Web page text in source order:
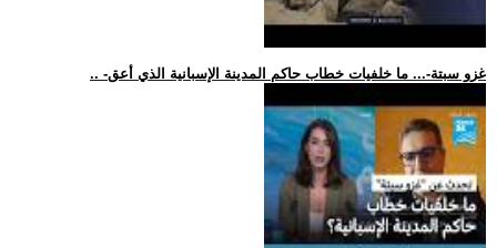
.. -غزو سبتة-... ما خلفيات خطاب حاكم المدينة الإسبانية الذي أعق